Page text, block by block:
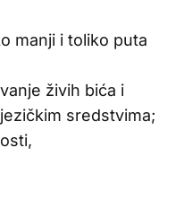
manji i toliko puta
živih bića i
sredstvima;